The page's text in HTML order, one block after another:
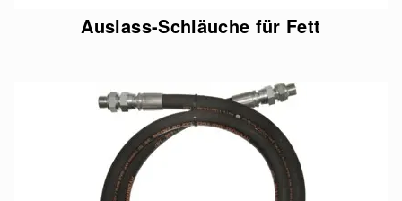
Auslass-Schläuche für Fett